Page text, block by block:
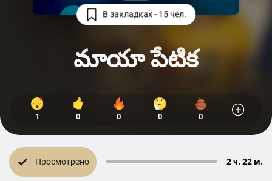
В закладках - 15 чел.
మాయా పేటిక
1 0 0 0 0
Просмотрено 2 ч. 22 м.